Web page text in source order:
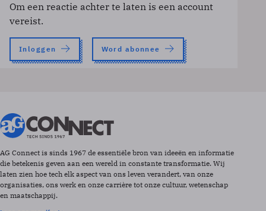
Om een reactie achter te laten is een account
vereist.
Inloggen Word abonnee
AG Connect is sinds 1967 de essentiële bron van ideeën en informatie
die betekenis geven aan een wereld in constante transformatie. Wij
laten zien hoe tech elk aspect van ons leven verandert, van onze
organisaties, ons werk en onze carrière tot onze cultuur, wetenschap
en maatschappij.